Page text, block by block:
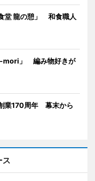
堂 龍の憩」 和食職人
mori」 編み物好きが
業170周年 幕末から
ス